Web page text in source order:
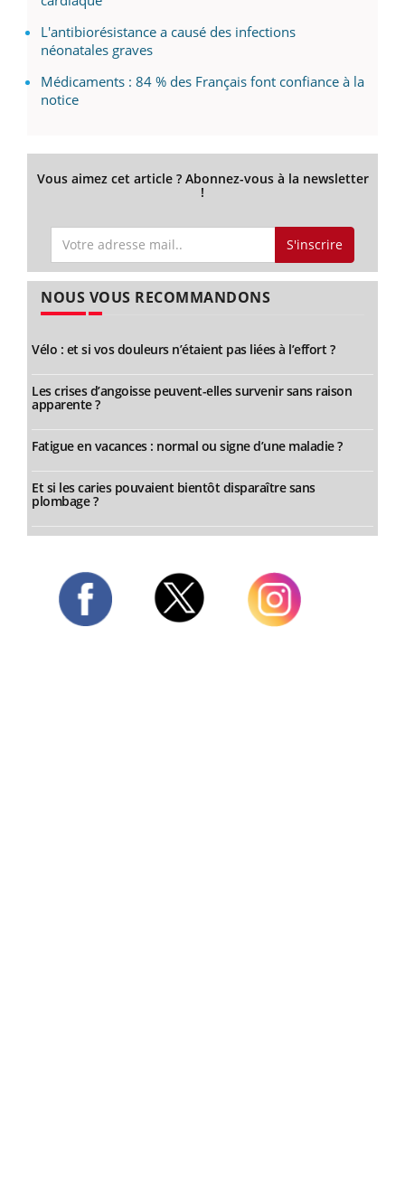
L'antibiorésistance a causé des infections
néonatales graves
Médicaments : 84 % des Français font confiance à la
notice
Vous aimez cet article ? Abonnez-vous à la newsletter
!
S'inscrire
NOUS VOUS RECOMMANDONS
Vélo : et si vos douleurs n’étaient pas liées à l’effort ?
Les crises d’angoisse peuvent-elles survenir sans raison
apparente ?
Fatigue en vacances : normal ou signe d’une maladie ?
Et si les caries pouvaient bientôt disparaître sans
plombage ?